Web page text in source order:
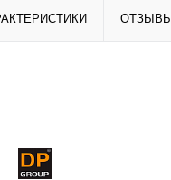
ОТЗЫВЫ